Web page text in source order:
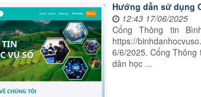
Hướng dẫn sử dụng
12:43 17/06/2025
Cổng Thông tin
https://
6/6/2025. Cổng
dân học ...